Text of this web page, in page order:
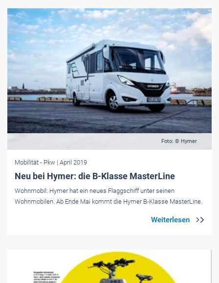
Foto: © Hymer
Mobilität - Pkw | April 2019
Neu bei Hymer: die B-Klasse MasterLine
Wohnmobil: Hymer hat ein neues Flaggschiff unter seinen
Wohnmobilen. Ab Ende Mai kommt die Hymer B-Klasse MasterLine.